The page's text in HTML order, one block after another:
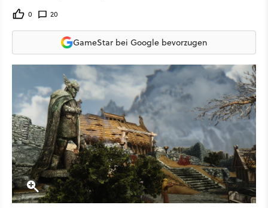
0 20
GameStar bei Google bevorzugen